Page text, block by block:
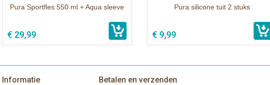
Pura Sportfles 550 ml + Aqua sleeve
€ 29,99
Pura silicone tuit 2 stuks
€ 9,99
Informatie Betalen en verzenden